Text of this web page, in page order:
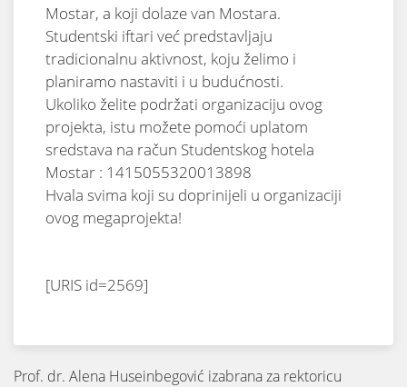
Mostar, a koji dolaze van Mostara.
Studentski iftari već predstavljaju
tradicionalnu aktivnost, koju želimo i
planiramo nastaviti i u budućnosti.
Ukoliko želite podržati organizaciju ovog
projekta, istu možete pomoći uplatom
sredstava na račun Studentskog hotela
Mostar : 1415055320013898
Hvala svima koji su doprinijeli u organizaciji
ovog megaprojekta!
[URIS id=2569]
Prof. dr. Alena Huseinbegović izabrana za rektoricu